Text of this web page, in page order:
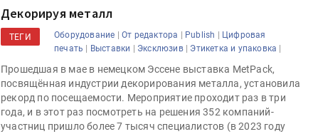
Декорируя металл
ТЕГИ Оборудование |От редактора | Publish | Цифровая
печать | Выставки | Эксклюзив| Этикетка и упаковка |
Прошедшая в мае в немецком Эссене выставка MetPack,
посвящённая индустрии декорирования металла, установила
рекорд по посещаемости. Мероприятие проходит раз в три
года, и в этот раз посмотреть на решения 352 компаний-
участниц пришло более 7 тысяч специалистов (в 2023 году